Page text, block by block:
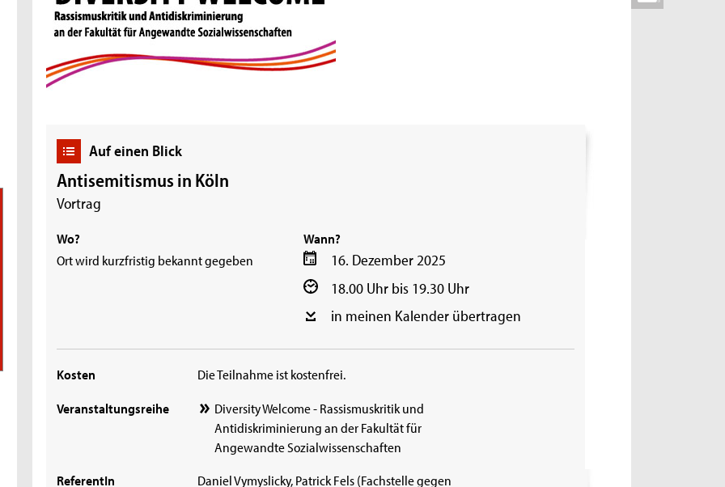
Auf einen Blick
Antisemitismus in Köln
Vortrag
Wann?
16. Dezember 2025
18.00 Uhr bis 19.30 Uhr
in meinen Kalender übertragen
Wo?
Ort wird kurzfristig bekannt gegeben
Kosten
Die Teilnahme ist kostenfrei.
Veranstaltungsreihe
Diversity Welcome - Rassismuskritik und
Antidiskriminierung an der Fakultät für
Angewandte Sozialwissenschaften
ReferentIn
Daniel Vymyslicky, Patrick Fels (Fachstelle gegen